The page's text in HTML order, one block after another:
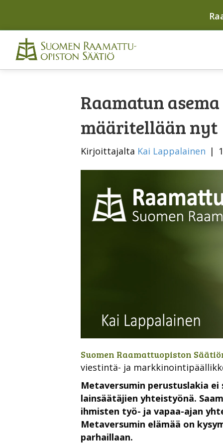
Raamatun
määritellään nyt
Kirjoittajalta Kai Lappalainen |
Suomen Raamattuopiston
viestintä- ja
Metaversumin perustuslakia
lainsäätäjien yhteistyönä.
ihmisten työ- ja vapaa-ajan
Metaversumin elämää on
parhaillaan.